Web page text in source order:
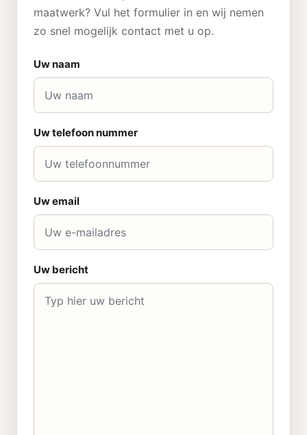
maatwerk? Vul het formulier in en wij nemen
zo snel mogelijk contact met u op.
Uw naam
Uw telefoon nummer
Uw email
Uw bericht